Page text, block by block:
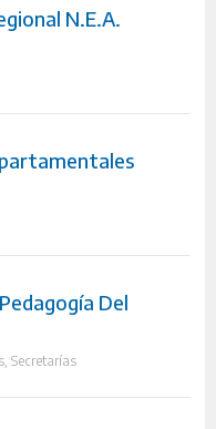
N.E.A.
Del
, Secretarías